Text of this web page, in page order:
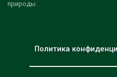
природы.
Политика